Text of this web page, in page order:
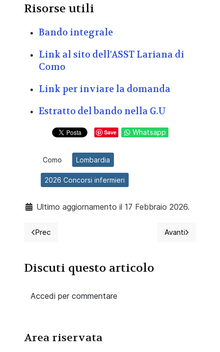
Risorse utili
Bando integrale
Link al sito dell'ASST Lariana di
Como
Link per inviare la domanda
Estratto del bando nella G.U
Save Whatsapp
Como Lombardia
2026 Concorsi infermieri
Ultimo aggiornamento il 17 Febbraio 2026.
Articolo precedente: 2026 Maxi Concorso 170
Prec Articolo
Avanti
Discuti questo articolo
Accedi per commentare
Area riservata